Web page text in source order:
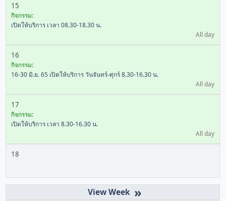
15
กิจกรรม:
เปิดให้บริการ เวลา 08.30-18.30 น.
All day
16
กิจกรรม:
16-30 มิ.ย. 65 เปิดให้บริการ วันจันทร์-ศุกร์ 8.30-16.30 น.
All day
17
กิจกรรม:
เปิดให้บริการ เวลา 8.30-16.30 น.
All day
18
»